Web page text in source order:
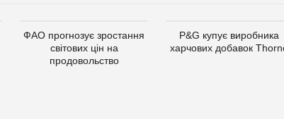
ФАО прогнозує зростання
світових цін на
продовольство
P&G купує виробника
харчових добавок